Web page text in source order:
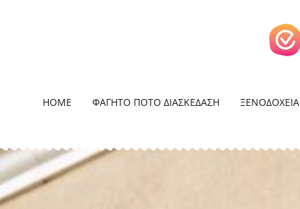
HOME ΦΑΓΗΤΟ ΠΟΤΟ ΔΙΑΣΚΕΔΑΣΗ ΞΕΝΟΔΟΧΕΙΑ